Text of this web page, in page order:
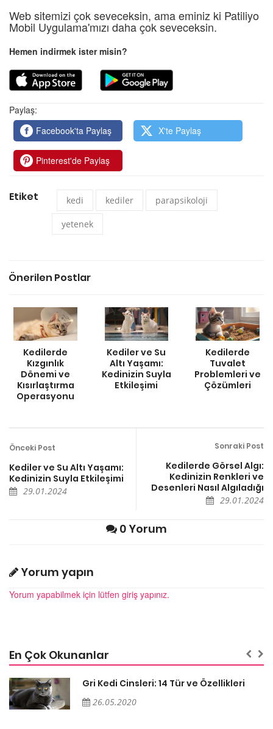
Web sitemizi çok seveceksin, ama eminiz ki Patiliyo
Mobil Uygulama'mızı daha çok seveceksin.
Hemen indirmek ister misin?
Paylaş:
Facebook'ta Paylaş
X'te Paylaş
Pinterest'de Paylaş
Etiket kedi kediler parapsikoloji
yetenek
Önerilen Postlar
Kedilerde
Kızgınlık
Dönemi ve
Kısırlaştırma
Operasyonu
Kediler ve Su
Altı Yaşamı:
Kedinizin Suyla
Etkileşimi
Kedilerde
Tuvalet
Problemleri ve
Çözümleri
Önceki Post
Kediler ve Su Altı Yaşamı:
Kedinizin Suyla Etkileşimi
29.01.2024
Sonraki Post
Kedilerde Görsel Algı:
Kedinizin Renkleri ve
Desenleri Nasıl Algıladığı
29.01.2024
0 Yorum
Yorum yapın
Yorum yapabilmek için lütfen giriş yapınız.
En Çok Okunanlar
Gri Kedi Cinsleri: 14 Tür ve Özellikleri
26.05.2020